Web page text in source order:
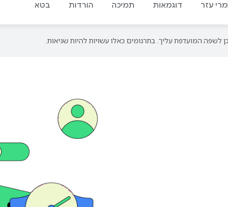
עזר דוגמאות תמיכה הורדות בטא